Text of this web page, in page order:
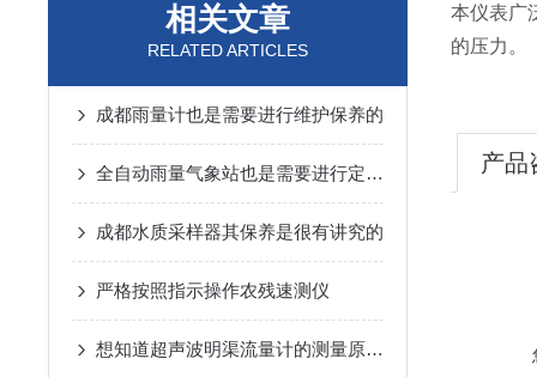
相关文章
RELATED ARTICLES
成都雨量计也是需要进行维护保养的
全自动雨量气象站也是需要进行定期保养的
成都水质采样器其保养是很有讲究的
严格按照指示操作农残速测仪
想知道超声波明渠流量计的测量原理？
本仪表广
的压力。
产品